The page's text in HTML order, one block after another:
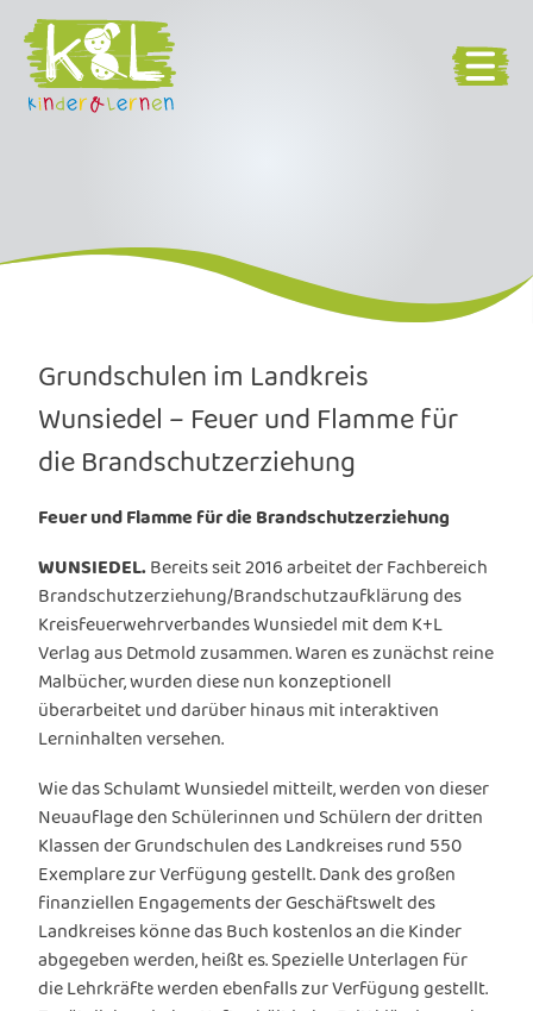
Grundschulen im Landkreis
Wunsiedel – Feuer und Flamme für
die Brandschutzerziehung
Feuer und Flamme für die Brandschutzerziehung
WUNSIEDEL.Bereits seit 2016 arbeitet der Fachbereich
Brandschutzerziehung/Brandschutzaufklärung des
Kreisfeuerwehrverbandes Wunsiedel mit dem K+L
Verlag aus Detmold zusammen. Waren es zunächst reine
Malbücher, wurden diese nun konzeptionell
überarbeitet und darüber hinaus mit interaktiven
Lerninhalten versehen.
Wie das Schulamt Wunsiedel mitteilt, werden von dieser
Neuauflage den Schülerinnen und Schülern der dritten
Klassen der Grundschulen des Landkreises rund 550
Exemplare zur Verfügung gestellt. Dank des großen
finanziellen Engagements der Geschäftswelt des
Landkreises könne das Buch kostenlos an die Kinder
abgegeben werden, heißt es. Spezielle Unterlagen für
die Lehrkräfte werden ebenfalls zur Verfügung gestellt.